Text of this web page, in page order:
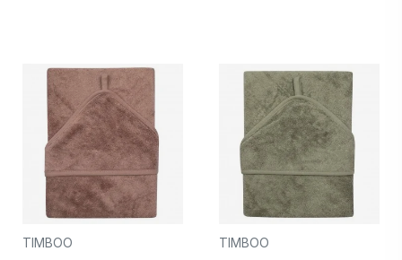
TIMBOO TIMBOO